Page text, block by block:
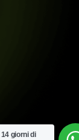
14 giorni di